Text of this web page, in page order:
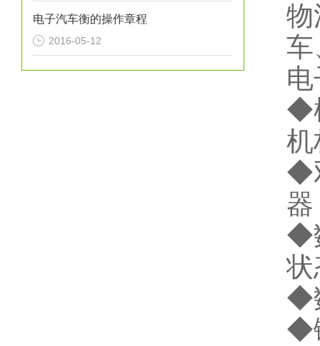
电子汽车衡的操作章程
2016-05-12
物
车
◆
机
◆
◆
状
◆
◆